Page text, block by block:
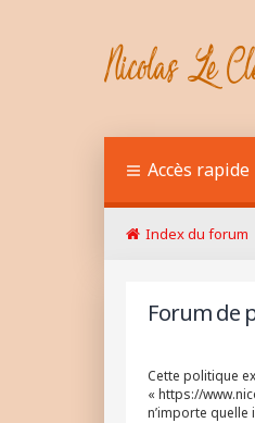
Accès rapide
Index du forum
Forum de
Cette politique
« https://
n’importe